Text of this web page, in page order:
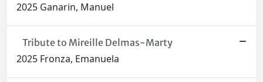
2025 Ganarin, Manuel
Tribute to Mireille Delmas-Marty
2025 Fronza, Emanuela